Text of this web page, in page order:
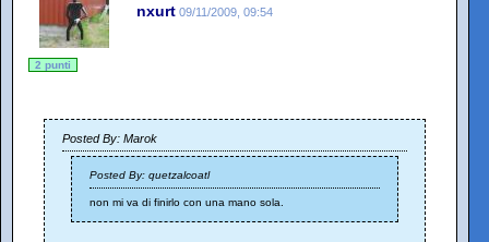
nxurt 09/11/2009, 09:54
2 punti
Posted By: Marok
Posted By: quetzalcoatl
non mi va di finirlo con una mano sola.